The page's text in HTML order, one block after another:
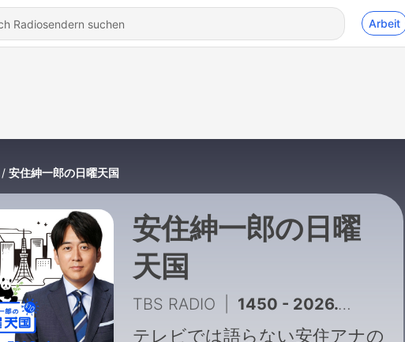
Arbeit
安住紳一郎の日曜天国
安住紳一郎の日曜
天国
TBS RADIO 1450 - 2026.8.2「『ねこずみ・うささわ』販売開始！」
テレビでは語らない安住アナの